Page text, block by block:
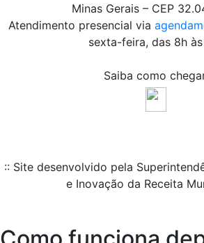
Minas Gerais – CEP
Atendimento presencial via
sexta-feira, das 8h às
Saiba como
:: Site desenvolvido pela
e Inovação da Receita